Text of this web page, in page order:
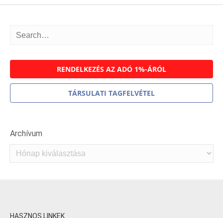
RENDELKEZÉS AZ ADÓ 1%-ÁRÓL
TÁRSULATI TAGFELVÉTEL
Archívum
Archívum
HASZNOS LINKEK